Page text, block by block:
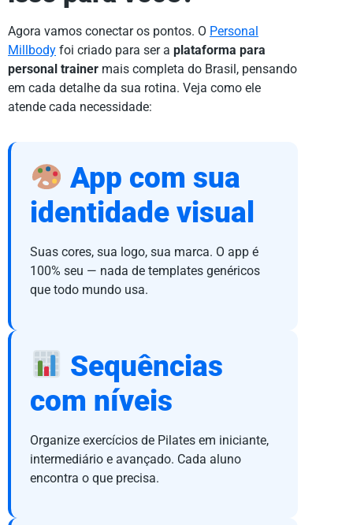
Agora vamos conectar os pontos. O Personal
Millbody foi criado para ser a plataforma para
personal trainer mais completa do Brasil, pensando
em cada detalhe da sua rotina. Veja como ele
atende cada necessidade:
App com sua
identidade visual
Suas cores, sua logo, sua marca. O app é
100% seu — nada de templates genéricos
que todo mundo usa.
Sequências
com níveis
Organize exercícios de Pilates em iniciante,
intermediário e avançado. Cada aluno
encontra o que precisa.